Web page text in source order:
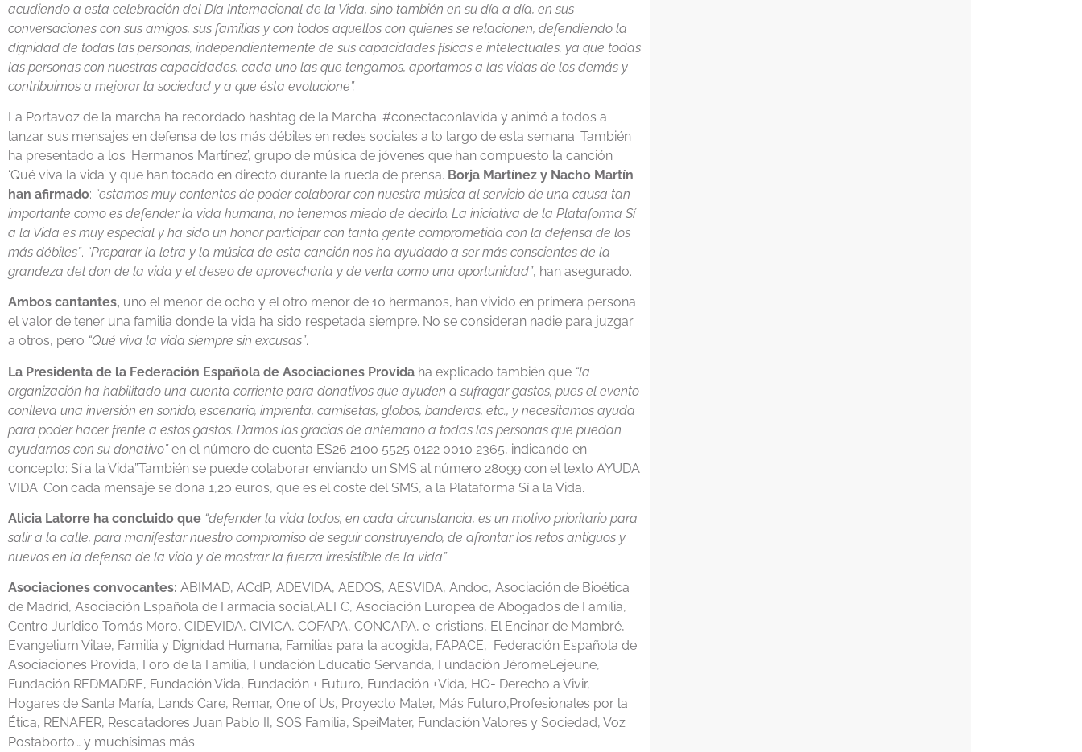
acudiendo a esta celebración del Día Internacional de la Vida, sino también en su día a día, en sus
conversaciones con sus amigos, sus familias y con todos aquellos con quienes se relacionen, defendiendo la
dignidad de todas las personas, independientemente de sus capacidades físicas e intelectuales, ya que todas
las personas con nuestras capacidades, cada uno las que tengamos, aportamos a las vidas de los demás y
contribuimos a mejorar la sociedad y a que ésta evolucione”.
La Portavoz de la marcha ha recordado hashtag de la Marcha: #conectaconlavida y animó a todos a
lanzar sus mensajes en defensa de los más débiles en redes sociales a lo largo de esta semana. También
ha presentado a los ‘Hermanos Martínez’, grupo de música de jóvenes que han compuesto la canción
‘Qué viva la vida’ y que han tocado en directo durante la rueda de prensa. Borja Martínez y Nacho Martín
han afirmado: “estamos muy contentos de poder colaborar con nuestra música al servicio de una causa tan
importante como es defender la vida humana, no tenemos miedo de decirlo. La iniciativa de la Plataforma Sí
a la Vida es muy especial y ha sido un honor participar con tanta gente comprometida con la defensa de los
más débiles”. “Preparar la letra y la música de esta canción nos ha ayudado a ser más conscientes de la
grandeza del don de la vida y el deseo de aprovecharla y de verla como una oportunidad”, han asegurado.
Ambos cantantes, uno el menor de ocho y el otro menor de 10 hermanos, han vivido en primera persona
el valor de tener una familia donde la vida ha sido respetada siempre. No se consideran nadie para juzgar
a otros, pero “Qué viva la vida siempre sin excusas”.
La Presidenta de la Federación Española de Asociaciones Provida ha explicado también que “la
organización ha habilitado una cuenta corriente para donativos que ayuden a sufragar gastos, pues el evento
conlleva una inversión en sonido, escenario, imprenta, camisetas, globos, banderas, etc., y necesitamos ayuda
para poder hacer frente a estos gastos. Damos las gracias de antemano a todas las personas que puedan
ayudarnos con su donativo”en el número de cuenta ES26 2100 5525 0122 0010 2365, indicando en
concepto: Sí a la Vida”.También se puede colaborar enviando un SMS al número 28099 con el texto AYUDA
VIDA. Con cada mensaje se dona 1,20 euros, que es el coste del SMS, a la Plataforma Sí a la Vida.
Alicia Latorre ha concluido que “defender la vida todos, en cada circunstancia, es un motivo prioritario para
salir a la calle, para manifestar nuestro compromiso de seguir construyendo, de afrontar los retos antiguos y
nuevos en la defensa de la vida y de mostrar la fuerza irresistible de la vida”.
Asociaciones convocantes: ABIMAD, ACdP, ADEVIDA, AEDOS, AESVIDA, Andoc, Asociación de Bioética
de Madrid, Asociación Española de Farmacia social,AEFC, Asociación Europea de Abogados de Familia,
Centro Jurídico Tomás Moro, CIDEVIDA, CIVICA, COFAPA, CONCAPA, e-cristians, El Encinar de Mambré,
Evangelium Vitae, Familia y Dignidad Humana, Familias para la acogida, FAPACE, Federación Española de
Asociaciones Provida, Foro de la Familia, Fundación Educatio Servanda, Fundación JéromeLejeune,
Fundación REDMADRE, Fundación Vida, Fundación + Futuro, Fundación +Vida, HO- Derecho a Vivir,
Hogares de Santa María, Lands Care, Remar, One of Us, Proyecto Mater, Más Futuro,Profesionales por la
Ética, RENAFER, Rescatadores Juan Pablo II, SOS Familia, SpeiMater, Fundación Valores y Sociedad, Voz
Postaborto… y muchísimas más.